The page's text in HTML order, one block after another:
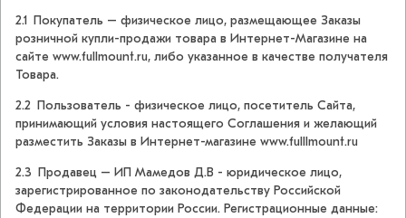
2.1 Покупатель – физическое лицо, размещающее Заказы
розничной купли-продажи товара в Интернет-Магазине на
сайте www.fullmount.ru, либо указанное в качестве получателя
Товара.
2.2 Пользователь - физическое лицо, посетитель Сайта,
принимающий условия настоящего Соглашения и желающий
разместить Заказы в Интернет-магазине www.fulllmount.ru
2.3 Продавец – ИП Мамедов Д.В - юридическое лицо,
зарегистрированное по законодательству Российской
Федерации на территории России. Регистрационные данные: